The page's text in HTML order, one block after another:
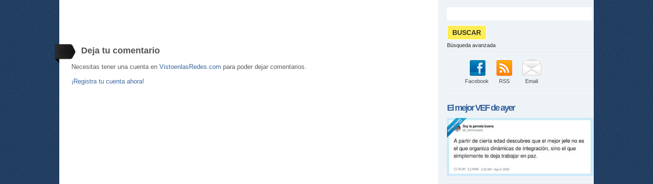
Deja tu comentario
Necesitas tener una cuenta en VistoenlasRedes.com para poder dejar comentarios.
¡Registra tu cuenta ahora!
Búsqueda avanzada
Facebook RSS Email
El mejorVEFde ayer